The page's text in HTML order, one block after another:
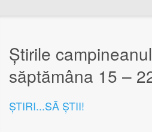
Știrile
săptămâna 15 –
ȘTIRI...SĂ ȘTII!